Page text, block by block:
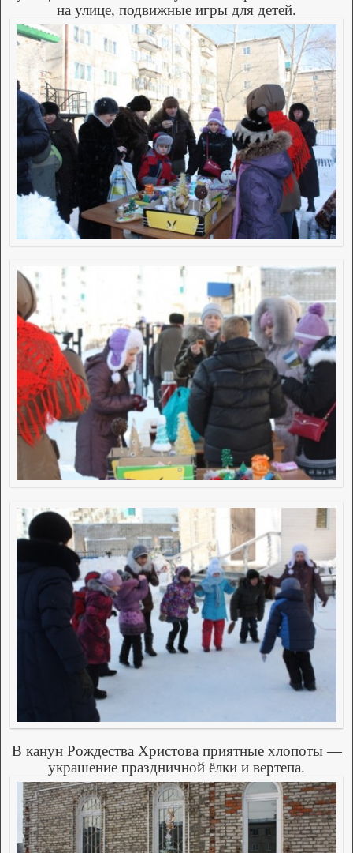
на улице, подвижные игры для детей.
В канун Рождества Христова приятные хлопоты —
украшение праздничной ёлки и вертепа.